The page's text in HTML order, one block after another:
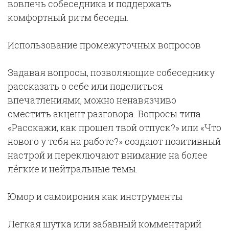
вовлечь собеседника и поддержать
комфортный ритм беседы.
Использование промежуточных вопросов
Задавая вопросы, позволяющие собеседнику
рассказать о себе или поделиться
впечатлениями, можно ненавязчиво
сместить акцент разговора. Вопросы типа
«Расскажи, как прошел твой отпуск?» или «Что
нового у тебя на работе?» создают позитивный
настрой и переключают внимание на более
лёгкие и нейтральные темы.
Юмор и самоирония как инструменты
Легкая шутка или забавный комментарий